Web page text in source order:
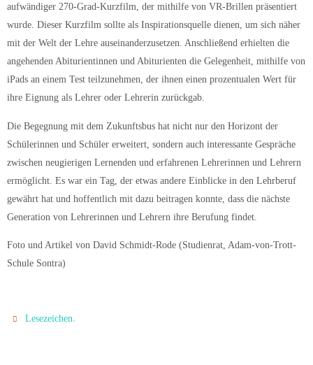
aufwändiger 270-Grad-Kurzfilm, der mithilfe von VR-Brillen präsentiert
wurde. Dieser Kurzfilm sollte als Inspirationsquelle dienen, um sich näher
mit der Welt der Lehre auseinanderzusetzen. Anschließend erhielten die
angehenden Abiturientinnen und Abiturienten die Gelegenheit, mithilfe von
iPads an einem Test teilzunehmen, der ihnen einen prozentualen Wert für
ihre Eignung als Lehrer oder Lehrerin zurückgab.
Die Begegnung mit dem Zukunftsbus hat nicht nur den Horizont der
Schülerinnen und Schüler erweitert, sondern auch interessante Gespräche
zwischen neugierigen Lernenden und erfahrenen Lehrerinnen und Lehrern
ermöglicht. Es war ein Tag, der etwas andere Einblicke in den Lehrberuf
gewährt hat und hoffentlich mit dazu beitragen konnte, dass die nächste
Generation von Lehrerinnen und Lehrern ihre Berufung findet.
Foto und Artikel von David Schmidt-Rode (Studienrat, Adam-von-Trott-
Schule Sontra)
Lesezeichen.